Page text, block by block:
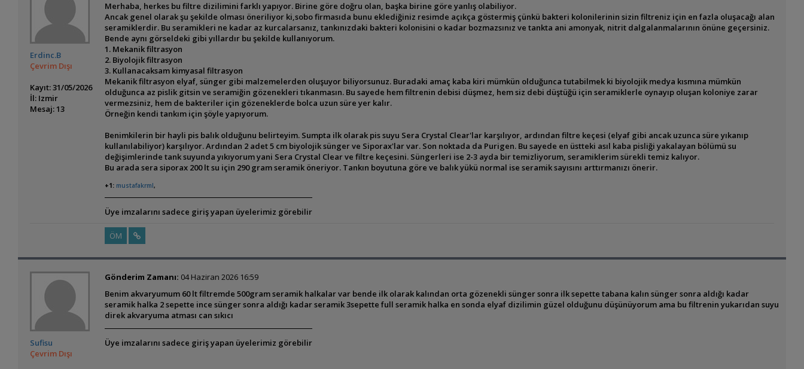
Erdinc.B
Çevrim Dışı
Kayıt: 31/05/2026
İl: Izmir
Mesaj: 13
Merhaba, herkes bu filtre dizilimini farklı yapıyor. Birine göre doğru olan, başka birine göre yanlış olabiliyor.
Ancak genel olarak şu şekilde olması öneriliyor ki,sobo firmasıda bunu eklediğiniz resimde açıkça göstermiş çünkü bakteri kolonilerinin sizin filtreniz için en fazla oluşacağı alan
seramiklerdir. Bu seramikleri ne kadar az kurcalarsanız, tankınızdaki bakteri kolonisini o kadar bozmazsınız ve tankta ani amonyak, nitrit dalgalanmalarının önüne geçersiniz.
Bende aynı görseldeki gibi yıllardır bu şekilde kullanıyorum.
1. Mekanik filtrasyon
2. Biyolojik filtrasyon
3. Kullanacaksam kimyasal filtrasyon
Mekanik filtrasyon elyaf, sünger gibi malzemelerden oluşuyor biliyorsunuz. Buradaki amaç kaba kiri mümkün olduğunca tutabilmek ki biyolojik medya kısmına mümkün
olduğunca az pislik gitsin ve seramiğin gözenekleri tıkanmasın. Bu sayede hem filtrenin debisi düşmez, hem siz debi düştüğü için seramiklerle oynayıp oluşan koloniye zarar
vermezsiniz, hem de bakteriler için gözeneklerde bolca uzun süre yer kalır.
Örneğin kendi tankım için şöyle yapıyorum.
Benimkilerin bir hayli pis balık olduğunu belirteyim. Sumpta ilk olarak pis suyu Sera Crystal Clear'lar karşılıyor, ardından filtre keçesi (elyaf gibi ancak uzunca süre yıkanıp
kullanılabiliyor) karşılıyor. Ardından 2 adet 5 cm biyolojik sünger ve Siporax'lar var. Son noktada da Purigen. Bu sayede en üstteki asıl kaba pisliği yakalayan bölümü su
değişimlerinde tank suyunda yıkıyorum yani Sera Crystal Clear ve filtre keçesini. Süngerleri ise 2-3 ayda bir temizliyorum, seramiklerim sürekli temiz kalıyor.
Bu arada sera siporax 200 lt su için 290 gram seramik öneriyor. Tankın boyutuna göre ve balık yükü normal ise seramik sayısını arttırmanızı önerir.
+1: mustafakrml,
Üye imzalarını sadece giriş yapan üyelerimiz görebilir
ÖM
Sufisu
Çevrim Dışı
Gönderim Zamanı: 04 Haziran 2026 16:59
Benim akvaryumum 60 lt filtremde 500gram seramik halkalar var bende ilk olarak kalından orta gözenekli sünger sonra ilk sepette tabana kalın sünger sonra aldığı kadar
seramik halka 2 sepette ince sünger sonra aldığı kadar seramik 3sepette full seramik halka en sonda elyaf dizilimin güzel olduğunu düşünüyorum ama bu filtrenin yukarıdan suyu
direk akvaryuma atması can sıkıcı
Üye imzalarını sadece giriş yapan üyelerimiz görebilir